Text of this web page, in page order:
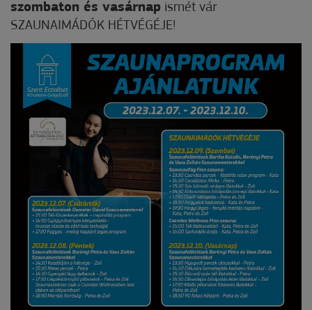
szombaton és vasárnap ismét vár
SZAUNAIMÁDÓK HÉTVÉGÉJE!